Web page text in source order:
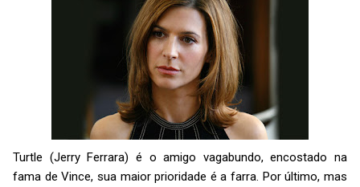
Turtle (Jerry Ferrara) é o amigo vagabundo, encostado na
fama de Vince, sua maior prioridade é a farra. Por último, mas